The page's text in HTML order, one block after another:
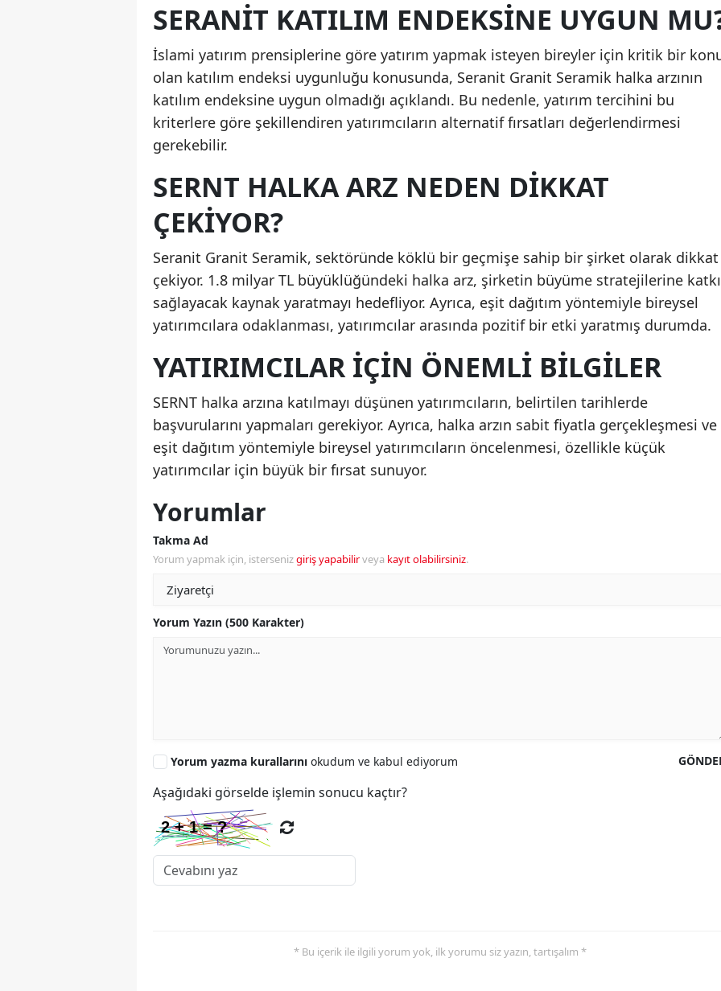
SERANİT KATILIM ENDEKSİNE UYGUN
İslami yatırım prensiplerine göre yatırım yapmak isteyen bireyler için kritik bir
olan katılım endeksi uygunluğu konusunda, Seranit Granit Seramik halka arzının
katılım endeksine uygun olmadığı açıklandı. Bu nedenle, yatırım tercihini bu
kriterlere göre şekillendiren yatırımcıların alternatif fırsatları değerlendirmesi
gerekebilir.
SERNT HALKA ARZ NEDEN DİKKAT
ÇEKİYOR?
Seranit Granit Seramik, sektöründe köklü bir geçmişe sahip bir şirket olarak dikkat
çekiyor. 1.8 milyar TL büyüklüğündeki halka arz, şirketin büyüme stratejilerine katkı
sağlayacak kaynak yaratmayı hedefliyor. Ayrıca, eşit dağıtım yöntemiyle bireysel
yatırımcılara odaklanması, yatırımcılar arasında pozitif bir etki yaratmış durumda.
YATIRIMCILAR İÇİN ÖNEMLİ BİLGİLER
SERNT halka arzına katılmayı düşünen yatırımcıların, belirtilen tarihlerde
başvurularını yapmaları gerekiyor. Ayrıca, halka arzın sabit fiyatla gerçekleşmesi ve
eşit dağıtım yöntemiyle bireysel yatırımcıların öncelenmesi, özellikle küçük
yatırımcılar için büyük bir fırsat sunuyor.
Yorumlar
Takma Ad
Yorum yapmak için, istersenizgiriş yapabilirveya kayıt olabilirsiniz.
Yorum Yazın (500 Karakter)
Yorum yazma kurallarını okudum ve kabul ediyorum
Aşağıdaki görselde işlemin sonucu kaçtır?
* Bu içerik ile ilgili yorum yok, ilk yorumu siz yazın, tartışalım *